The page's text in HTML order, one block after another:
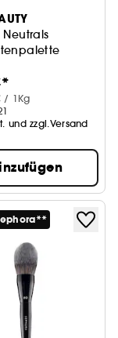
Neutrals
/ 1Kg
und zzgl.Versand